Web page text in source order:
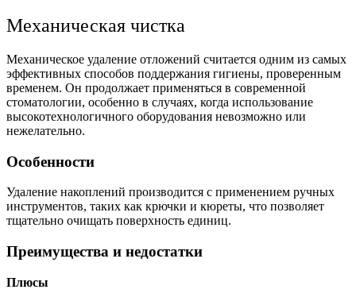
Механическая чистка
Механическое удаление отложений считается одним из самых
эффективных способов поддержания гигиены, проверенным
временем. Он продолжает применяться в современной
стоматологии, особенно в случаях, когда использование
высокотехнологичного оборудования невозможно или
нежелательно.
Особенности
Удаление накоплений производится с применением ручных
инструментов, таких как крючки и кюреты, что позволяет
тщательно очищать поверхность единиц.
Преимущества и недостатки
Плюсы